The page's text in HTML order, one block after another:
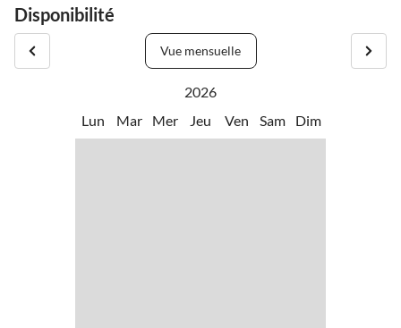
Disponibilité
Vue mensuelle
2026
Lun
Mar Mer Jeu Ven Sam Dim